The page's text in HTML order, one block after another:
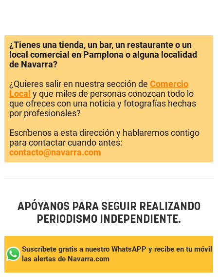
¿Tienes una tienda, un bar, un restaurante o un
local comercial en Pamplona o alguna localidad
de Navarra?
¿Quieres salir en nuestra sección de Comercio
Local y que miles de personas conozcan todo lo
que ofreces con una noticia y fotografías hechas
por profesionales?
Escríbenos a esta dirección y hablaremos contigo
para contactar cuando antes:
contacto@navarra.com
APÓYANOS PARA SEGUIR REALIZANDO
PERIODISMO INDEPENDIENTE.
Suscríbete gratis a nuestro WhatsAPP y recibe en tu móvil
las alertas de Navarra.com